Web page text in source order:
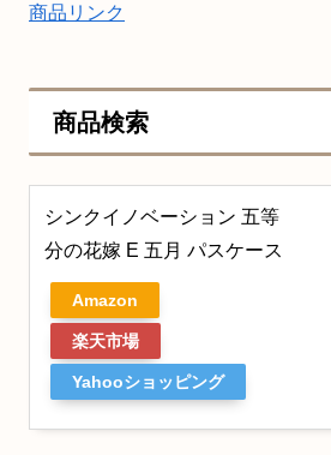
商品リンク
商品検索
シンクイノベーション 五等
分の花嫁 E 五月 パスケース
Amazon
楽天市場
Yahooショッピング